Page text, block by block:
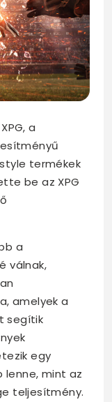
a
termékek
be az XPG
a
válnak,
amelyek a
segítik
egy
lenne, mint az
teljesítmény.